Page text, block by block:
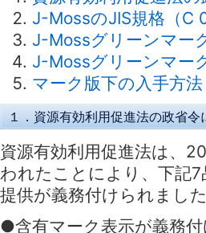
J-MossのJIS規格（C
J-Mossグリーンマー
J-Mossグリーンマー
マーク版下の入手方法
１．資源有効利用促進法の政省令
資源有効利用促進法は、
われたことにより、下記
提供が義務付けられまし
●含有マーク表示が義務